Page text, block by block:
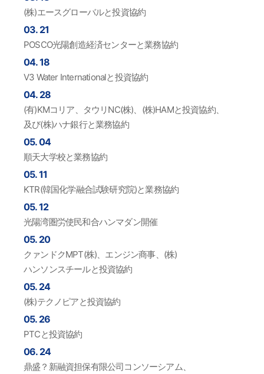
(株)エースグローバルと投資協約
03. 21
POSCO光陽創造経済センターと業務協約
04. 18
V3 Water Internationalと投資協約
04. 28
(有)KMコリア、タウリNC(株)、(株)HAMと投資協約、
及び(株)ハナ銀行と業務協約
05. 04
順天大学校と業務協約
05. 11
KTR(韓国化学融合試験研究院)と業務協約
05. 12
光陽湾圏労使民和合ハンマダン開催
05. 20
クァンドクMPT(株)、エンジン商事、(株)
ハンソンスチールと投資協約
05. 24
(株)テクノピアと投資協約
05. 26
PTCと投資協約
06. 24
鼎盛？新融資担保有限公司コンソーシアム、